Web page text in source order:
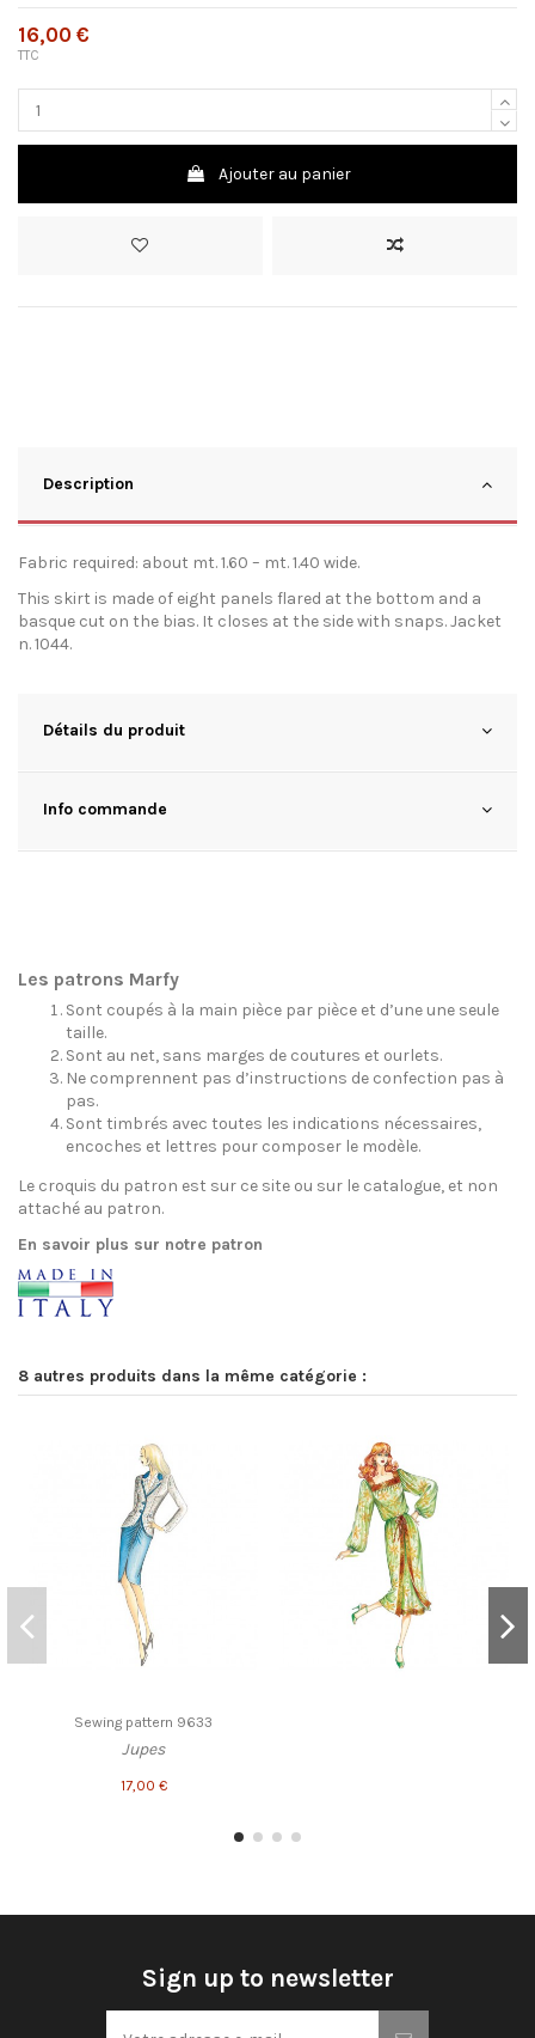
16,00 €
TTC
Ajouter au panier
Description
Fabric required: about mt. 1.60 – mt. 1.40 wide.
This skirt is made of eight panels flared at the bottom and a
basque cut on the bias. It closes at the side with snaps. Jacket
n. 1044.
Détails du produit
Info commande
Les patrons Marfy
Sont coupés à la main pièce par pièce et d’une une seule
taille.
Sont au net, sans marges de coutures et ourlets.
Ne comprennent pas d’instructions de confection pas à
pas.
Sont timbrés avec toutes les indications nécessaires,
encoches et lettres pour composer le modèle.
Le croquis du patron est sur ce site ou sur le catalogue, et non
attaché au patron.
En savoir plus sur notre patron
8 autres produits dans la même catégorie :
Sewing pattern 9633
Jupes
17,00 €
Sign up to newsletter